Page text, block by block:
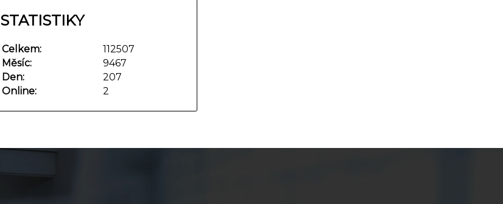
STATISTIKY
Online: 2
Celkem:
112507
Měsíc:
9467
Den:
207